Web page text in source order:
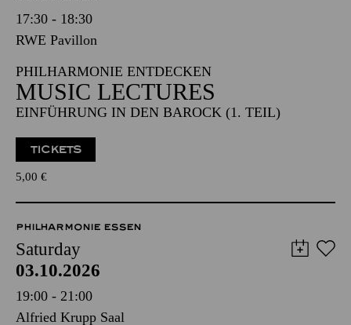
17:30 - 18:30
RWE Pavillon
PHILHARMONIE ENTDECKEN
MUSIC LECTURES
EINFÜHRUNG IN DEN BAROCK (1. TEIL)
TICKETS
5,00 €
PHILHARMONIE ESSEN
Saturday
03.10.2026
19:00 - 21:00
Alfried Krupp Saal